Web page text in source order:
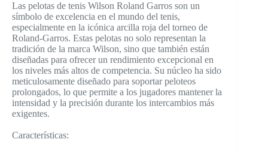
Las pelotas de tenis Wilson Roland Garros son un
símbolo de excelencia en el mundo del tenis,
especialmente en la icónica arcilla roja del torneo de
Roland-Garros. Estas pelotas no solo representan la
tradición de la marca Wilson, sino que también están
diseñadas para ofrecer un rendimiento excepcional en
los niveles más altos de competencia. Su núcleo ha sido
meticulosamente diseñado para soportar peloteos
prolongados, lo que permite a los jugadores mantener la
intensidad y la precisión durante los intercambios más
exigentes.
Características: